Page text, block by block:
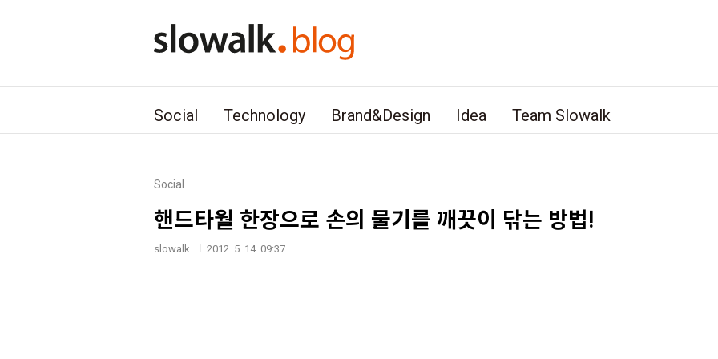
Social Technology Brand&Design Idea Team Slowalk
Social
핸드타월 한장으로 손의 물기를 깨끗이 닦는 방법!
slowalk 2012. 5. 14. 09:37